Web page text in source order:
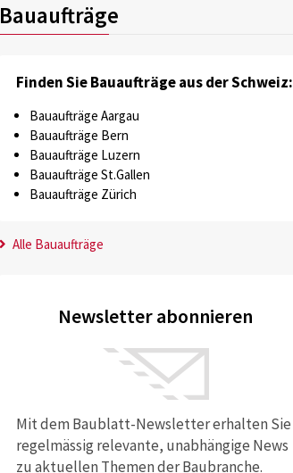
Bauaufträge
Finden Sie Bauaufträge aus der Schweiz:
Bauaufträge Aargau
Bauaufträge Bern
Bauaufträge Luzern
Bauaufträge St.Gallen
Bauaufträge Zürich
Alle Bauaufträge
Newsletter abonnieren
Mit dem Baublatt-Newsletter erhalten Sie
regelmässig relevante, unabhängige News
zu aktuellen Themen der Baubranche.